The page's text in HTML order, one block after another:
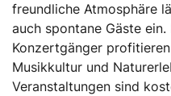
freundliche Atmosphäre
auch spontane Gäste
Konzertgänger
Musikkultur und
Veranstaltungen sind